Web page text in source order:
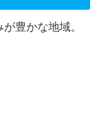
豊かな地域。